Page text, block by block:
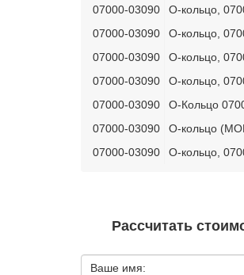
07000-03090
О-кольцо,
07000-03090
О-кольцо,
07000-03090
О-кольцо,
07000-03090
О-кольцо,
07000-03090
О-Кольцо
07000-03090
О-кольцо
07000-03090
О-кольцо,
Рассчитать
Ваше имя: